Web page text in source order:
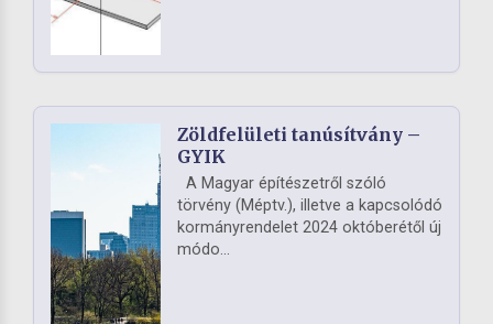
Zöldfelületi tanúsítvány –
GYIK
A Magyar építészetről szóló
törvény (Méptv.), illetve a kapcsolódó
kormányrendelet 2024 októberétől új
módo...